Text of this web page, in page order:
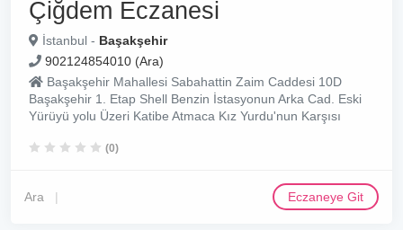
Çiğdem Eczanesi
İstanbul - Başakşehir
902124854010 (Ara)
Başakşehir Mahallesi Sabahattin Zaim Caddesi 10D
Başakşehir 1. Etap Shell Benzin İstasyonun Arka Cad. Eski
Yürüyü yolu Üzeri Katibe Atmaca Kız Yurdu'nun Karşısı
(0)
Ara Eczaneye Git